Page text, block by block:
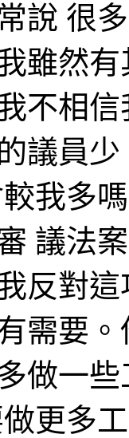
說 很
雖然
不相
議員
我多
議法
反對
需要
做一
更多